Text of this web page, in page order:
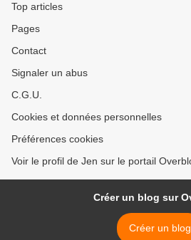
Top articles
Pages
Contact
Signaler un abus
C.G.U.
Cookies et données personnelles
Préférences cookies
Voir le profil de Jen sur le portail
Créer un blog sur
Créer un blog